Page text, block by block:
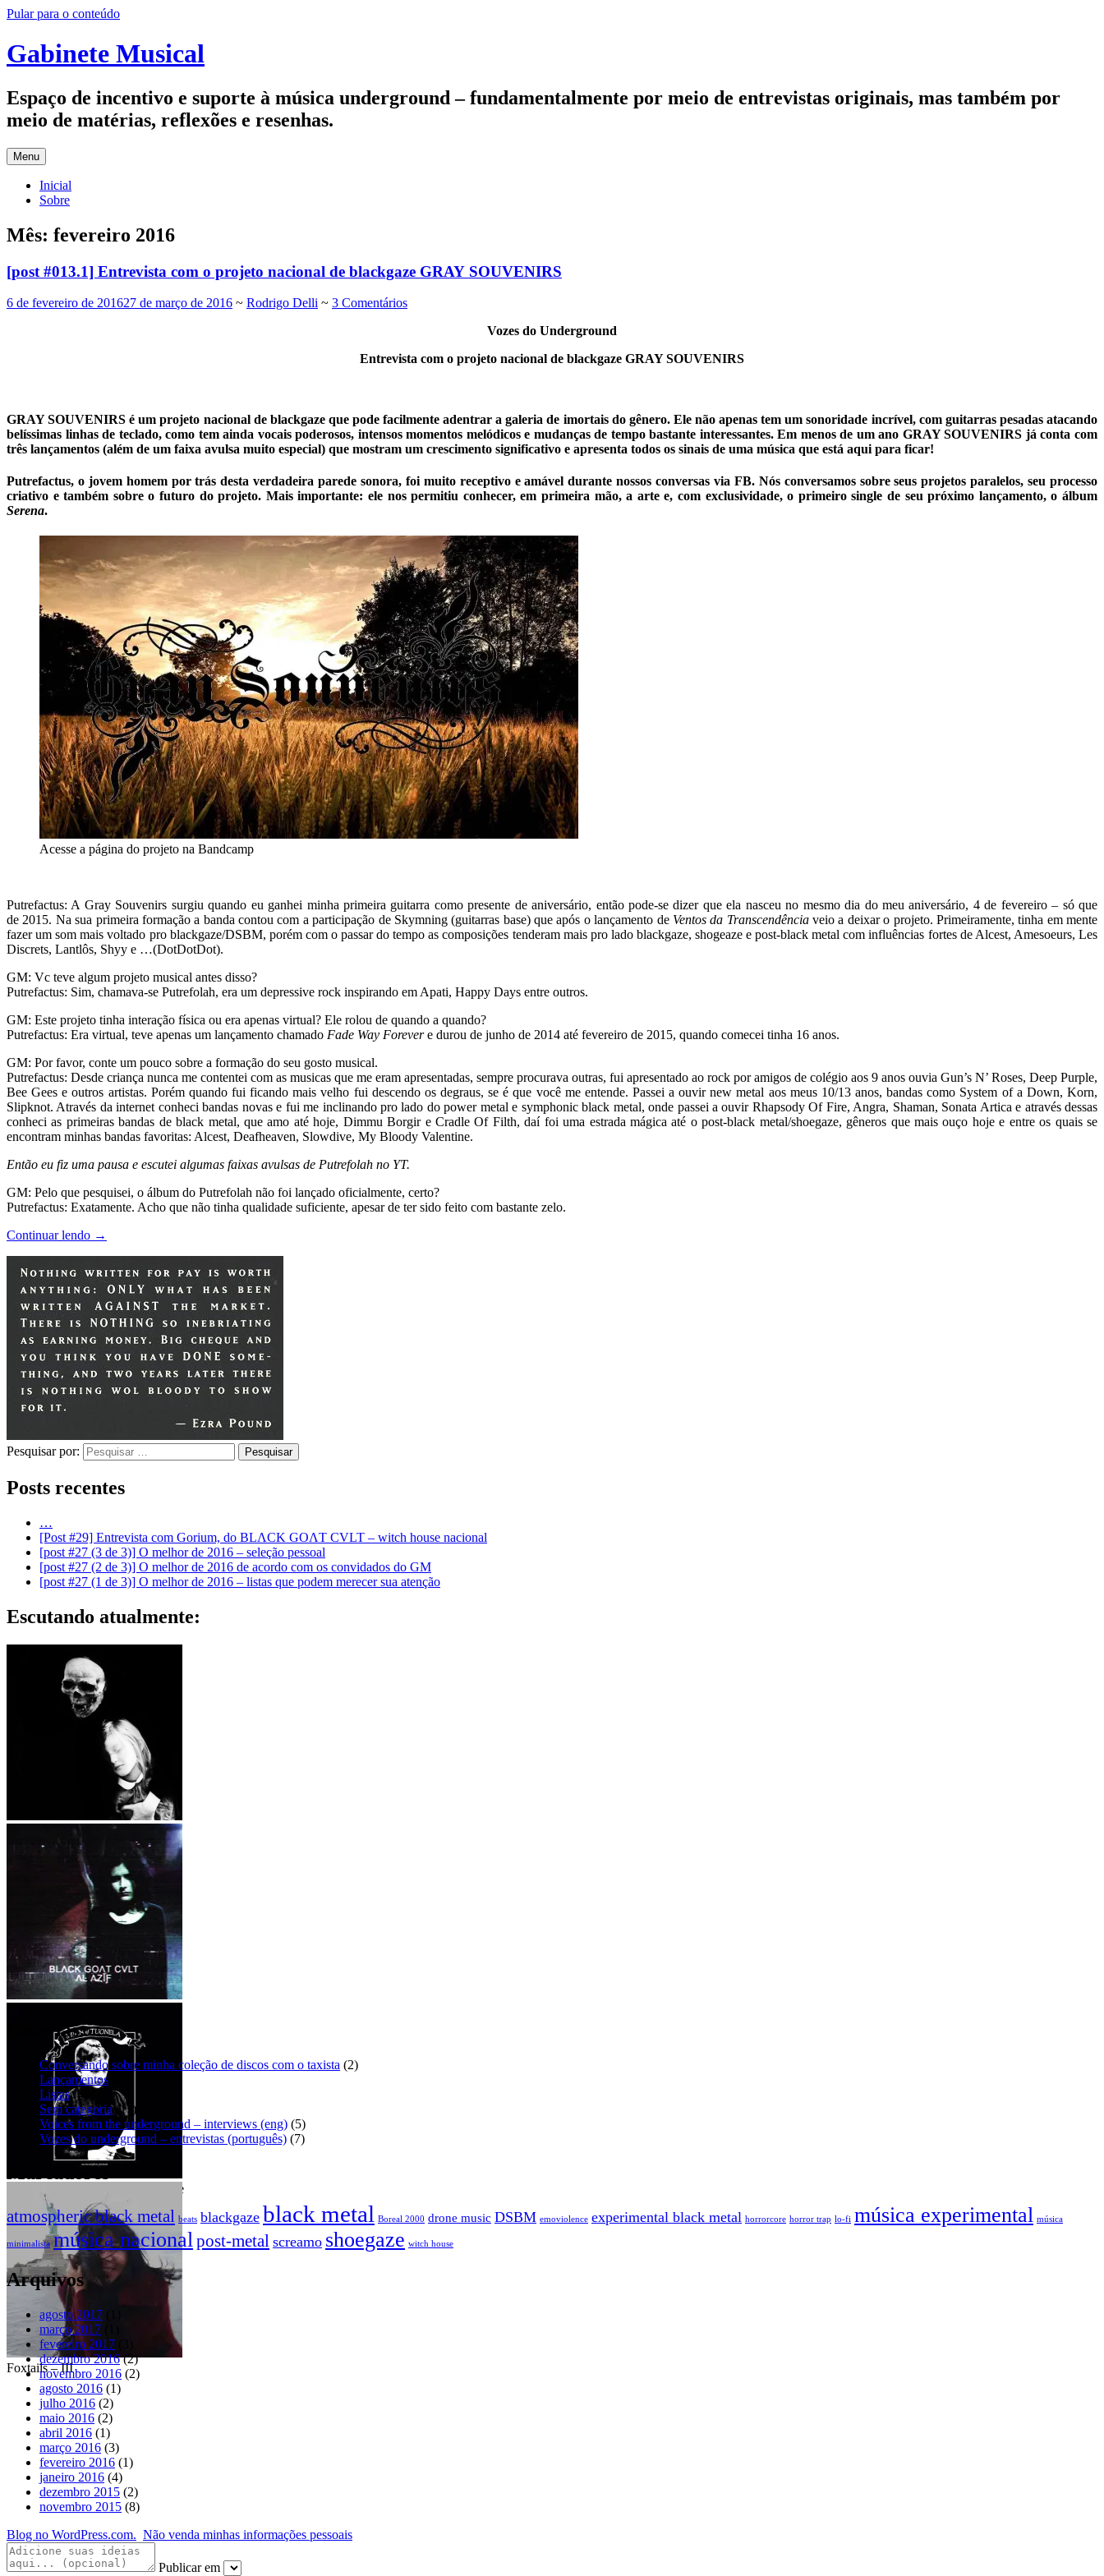
Pular para o conteúdo
Gabinete Musical
Espaço de incentivo e suporte à música underground – fundamentalmente por meio de entrevistas originais, mas também por
meio de matérias, reflexões e resenhas.
Menu
Inicial
Sobre
Mês: fevereiro 2016
[post #013.1] Entrevista com o projeto nacional de blackgaze GRAY SOUVENIRS
6 de fevereiro de 201627 de março de 2016 ~ Rodrigo Delli ~ 3 Comentários
Vozes do Underground
Entrevista com o projeto nacional de blackgaze GRAY SOUVENIRS
GRAY SOUVENIRS é um projeto nacional de blackgaze que pode facilmente adentrar a galeria de imortais do gênero. Ele não apenas tem um sonoridade incrível, com guitarras pesadas atacando
belíssimas linhas de teclado, como tem ainda vocais poderosos, intensos momentos melódicos e mudanças de tempo bastante interessantes. Em menos de um ano GRAY SOUVENIRS já conta com
três lançamentos (além de um faixa avulsa muito especial) que mostram um crescimento significativo e apresenta todos os sinais de uma música que está aqui para ficar!
Putrefactus, o jovem homem por trás desta verdadeira parede sonora, foi muito receptivo e amável durante nossos conversas via FB. Nós conversamos sobre seus projetos paralelos, seu processo
criativo e também sobre o futuro do projeto. Mais importante: ele nos permitiu conhecer, em primeira mão, a arte e, com exclusividade, o primeiro single de seu próximo lançamento, o álbum
Serena.
Acesse a página do projeto na Bandcamp
Putrefactus: A Gray Souvenirs surgiu quando eu ganhei minha primeira guitarra como presente de aniversário, então pode-se dizer que ela nasceu no mesmo dia do meu aniversário, 4 de fevereiro – só que
de 2015. Na sua primeira formação a banda contou com a participação de Skymning (guitarras base) que após o lançamento de Ventos da Transcendênciaveio a deixar o projeto. Primeiramente, tinha em mente
fazer um som mais voltado pro blackgaze/DSBM, porém com o passar do tempo as composições tenderam mais pro lado blackgaze, shogeaze e post-black metal com influências fortes de Alcest, Amesoeurs, Les
Discrets, Lantlôs, Shyy e …(DotDotDot).
GM: Vc teve algum projeto musical antes disso?
Putrefactus: Sim, chamava-se Putrefolah, era um depressive rock inspirando em Apati, Happy Days entre outros.
GM: Este projeto tinha interação física ou era apenas virtual? Ele rolou de quando a quando?
Putrefactus: Era virtual, teve apenas um lançamento chamado Fade Way Forevere durou de junho de 2014 até fevereiro de 2015, quando comecei tinha 16 anos.
GM: Por favor, conte um pouco sobre a formação do seu gosto musical.
Putrefactus: Desde criança nunca me contentei com as musicas que me eram apresentadas, sempre procurava outras, fui apresentado ao rock por amigos de colégio aos 9 anos ouvia Gun’s N’ Roses, Deep Purple,
Bee Gees e outros artistas. Porém quando fui ficando mais velho fui descendo os degraus, se é que você me entende. Passei a ouvir new metal aos meus 10/13 anos, bandas como System of a Down, Korn,
Slipknot. Através da internet conheci bandas novas e fui me inclinando pro lado do power metal e symphonic black metal, onde passei a ouvir Rhapsody Of Fire, Angra, Shaman, Sonata Artica e através dessas
conheci as primeiras bandas de black metal, que amo até hoje, Dimmu Borgir e Cradle Of Filth, daí foi uma estrada mágica até o post-black metal/shoegaze, gêneros que mais ouço hoje e entre os quais se
encontram minhas bandas favoritas: Alcest, Deafheaven, Slowdive, My Bloody Valentine.
Então eu fiz uma pausa e escutei algumas faixas avulsas de Putrefolah no YT.
GM: Pelo que pesquisei, o álbum do Putrefolah não foi lançado oficialmente, certo?
Putrefactus: Exatamente. Acho que não tinha qualidade suficiente, apesar de ter sido feito com bastante zelo.
Continuar lendo →
Pesquisar por:
Posts recentes
…
[Post #29] Entrevista com Gorium, do BLΛCK GOΛT CVLT – witch house nacional
[post #27 (3 de 3)] O melhor de 2016 – seleção pessoal
[post #27 (2 de 3)] O melhor de 2016 de acordo com os convidados do GM
[post #27 (1 de 3)] O melhor de 2016 – listas que podem merecer sua atenção
Escutando atualmente:
흰색 죽음 – 아버지
Swan of Tuonela – An incomplete
Foxtails – III
Galerias:
Conversando sobre minha coleção de discos com o taxista (2)
Lançamentos
Listas(4)
Sem categoria(11)
Voices from the underground – interviews (eng) (5)
Vozes do underground – entrevistas (português) (7)
Marcadores
atmospheric black metal beats blackgaze black metal Boreal 2000 drone music DSBM emoviolence experimental black metal horrorcore horror trap lo-fi música experimental música
minimalista música nacionalpost-metal screamo shoegaze witch house
Arquivos
agosto 2017
março 2017
fevereiro 2017
dezembro 2016(2)
novembro 2016 (2)
agosto 2016 (1)
julho 2016 (2)
maio 2016 (2)
abril 2016 (1)
março 2016 (3)
fevereiro 2016 (1)
janeiro 2016 (4)
dezembro 2015 (2)
novembro 2015 (8)
Blog no WordPress.com. Não venda minhas informações pessoais
Publicar em